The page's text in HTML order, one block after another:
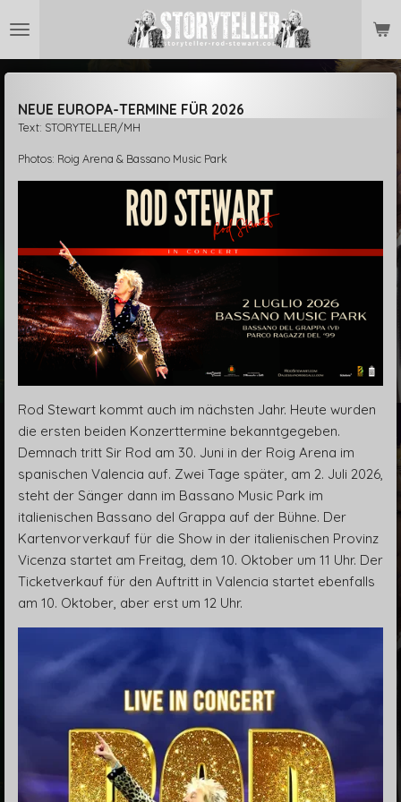
Hauptinhalt
springen
NEUE EUROPA-TERMINE FÜR 2026
Text: STORYTELLER/MH
Photos: Roig Arena & Bassano Music Park
Rod Stewart kommt auch im nächsten Jahr. Heute wurden
die ersten beiden Konzerttermine bekanntgegeben.
Demnach tritt Sir Rod am 30. Juni in der Roig Arena im
spanischen Valencia auf. Zwei Tage später, am 2. Juli 2026,
steht der Sänger dann im Bassano Music Park im
italienischen Bassano del Grappa auf der Bühne. Der
Kartenvorverkauf für die Show in der italienischen Provinz
Vicenza startet am Freitag, dem 10. Oktober um 11 Uhr. Der
Ticketverkauf für den Auftritt in Valencia startet ebenfalls
am 10. Oktober, aber erst um 12 Uhr.